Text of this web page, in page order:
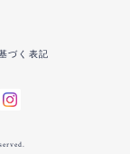
づく表記